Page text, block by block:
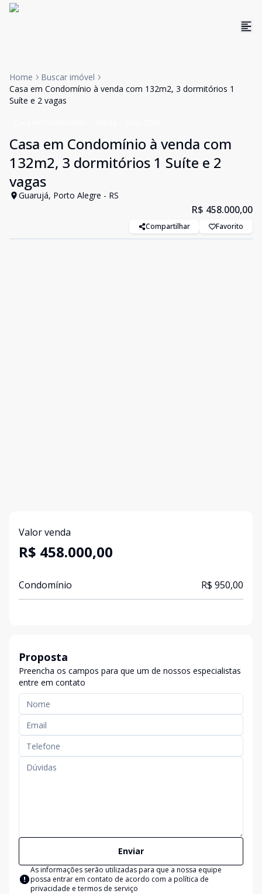
Home
Buscar imóvel
Casa em Condomínio à venda com 132m2, 3 dormitórios 1
Suíte e 2 vagas
Casa em Condomínio à venda com
132m2, 3 dormitórios 1 Suíte e 2
vagas
Guarujá, Porto Alegre - RS
R$ 458.000,00
Compartilhar Favorito
Valor venda
R$ 458.000,00
Condomínio R$ 950,00
Proposta
Preencha os campos para que um de nossos especialistas
entre em contato
Enviar
As informações serão utilizadas para que a nossa equipe
possa entrar em contato de acordo com a política de
privacidade e termos de serviço